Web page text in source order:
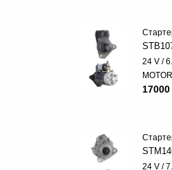
24 V /
24 V /